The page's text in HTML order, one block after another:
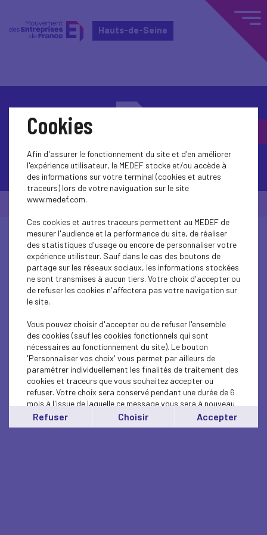
Hauts-de-Seine
Contactez-nous
© Medef Hauts-de-Seine 2026 -
Cookies
Afin d'assurer le fonctionnement du site et d'en améliorer
l'expérience utilisateur, le MEDEF stocke et/ou accède à
des informations sur votre terminal (cookies et autres
traceurs) lors de votre naviguation sur le site
www.medef.com.
Ces cookies et autres traceurs permettent au MEDEF de
mesurer l'audience et la performance du site, de réaliser
des statistiques d'usage ou encore de personnaliser votre
expérience utilisteur. Sauf dans le cas des boutons de
partage sur les réseaux sociaux, les informations stockées
ne sont transmises à aucun tiers. Votre choix d'accepter ou
de refuser les cookies n'affectera pas votre navigation sur
le site.
Vous pouvez choisir d'accepter ou de refuser l'ensemble
des cookies (sauf les cookies fonctionnels qui sont
nécessaires au fonctionnement du site). Le bouton
'Personnaliser vos choix' vous permet par ailleurs de
paramétrer individuellement les finalités de traitement des
cookies et traceurs que vous souhaitez accepter ou
refuser. Votre choix sera conservé pendant une durée de 6
mois à l'issue de laquelle ce message vous sera à nouveau
affiché..
Vous pouvez modifier votre choix à tout moment en
Refuser Choisir Accepter